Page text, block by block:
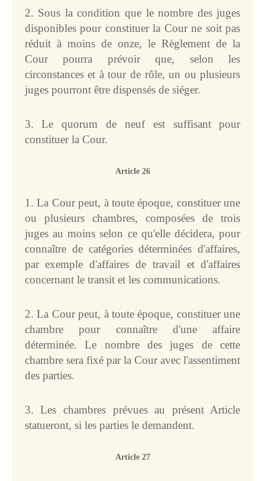
2. Sous la condition que le nombre des juges
disponibles pour constituer la Cour ne soit pas
réduit à moins de onze, le Règlement de la
Cour pourra prévoir que, selon les
circonstances et à tour de rôle, un ou plusieurs
juges pourront être dispensés de siéger.
3. Le quorum de neuf est suffisant pour
constituer la Cour.
Article 26
1. La Cour peut, à toute époque, constituer une
ou plusieurs chambres, composées de trois
juges au moins selon ce qu'elle décidera, pour
connaître de catégories déterminées d'affaires,
par exemple d'affaires de travail et d'affaires
concernant le transit et les communications.
2. La Cour peut, à toute époque, constituer une
chambre pour connaître d'une affaire
déterminée. Le nombre des juges de cette
chambre sera fixé par la Cour avec l'assentiment
des parties.
3. Les chambres prévues au présent Article
statueront, si les parties le demandent.
Article 27